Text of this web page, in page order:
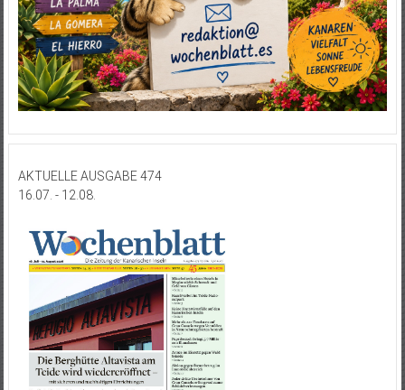
AKTUELLE AUSGABE 474
16.07. - 12.08.